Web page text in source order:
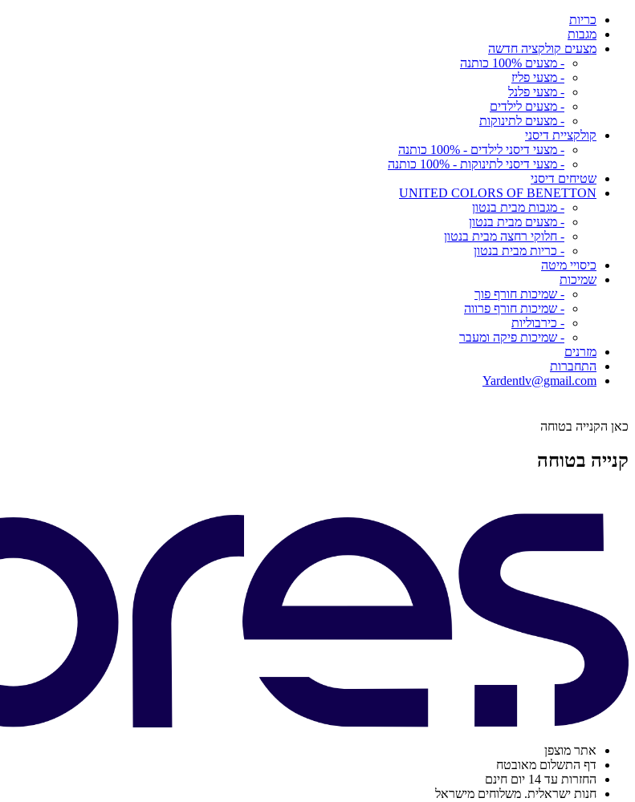
כריות
מגבות
מצעים קולקציה חדשה
- מצעים 100% כותנה
- מצעי פליז
- מצעי פלנל
- מצעים לילדים
- מצעים לתינוקות
קולקציית דיסני
- מצעי דיסני לילדים - 100% כותנה
- מצעי דיסני לתינוקות - 100% כותנה
שטיחים דיסני
UNITED COLORS OF BENETTON
- מגבות מבית בנטון
- מצעים מבית בנטון
- חלוקי רחצה מבית בנטון
- כריות מבית בנטון
כיסויי מיטה
שמיכות
- שמיכות חורף פוך
- שמיכות חורף פרווה
- כירבוליות
- שמיכות פיקה ומעבר
מזרנים
התחברות
Yardentlv@gmail.com
כאן הקנייה בטוחה
קנייה בטוחה
אתר מוצפן
דף התשלום מאובטח
החזרות עד 14 יום חינם
חנות ישראלית. משלוחים מישראל